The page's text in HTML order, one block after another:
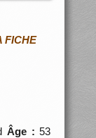
FICHE
Âge : 53